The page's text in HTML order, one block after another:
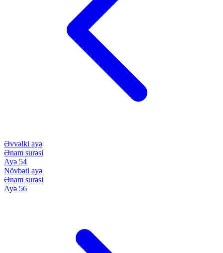
Əvvəlki ayə
Ənam surəsi
Ayə 54
Növbəti ayə
Ənam surəsi
Ayə 56